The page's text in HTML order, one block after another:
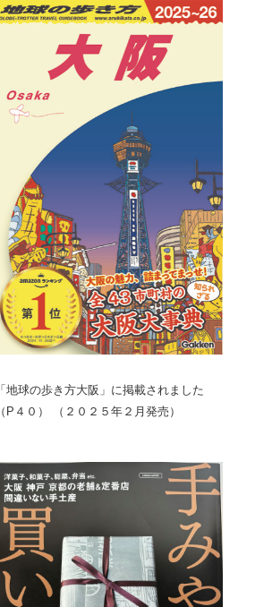
「地球の歩き方大阪」に掲載されました
（P４０） （２０２５年２月発売）